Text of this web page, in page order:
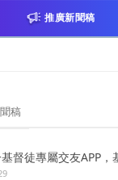
推廣新聞稿
稿
基督徒專屬交友APP